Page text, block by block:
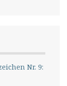
Nr. 9: